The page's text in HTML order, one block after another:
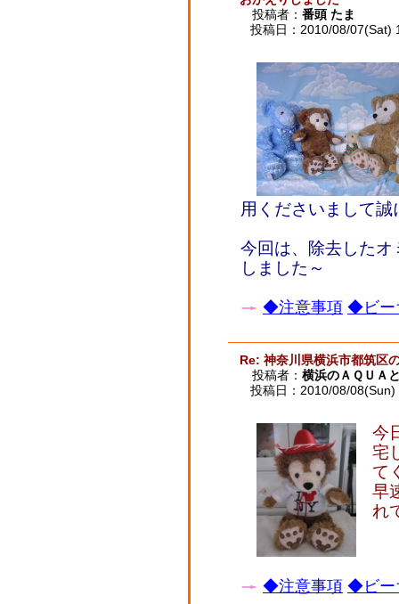
投稿者： 番頭 たま
投稿日：2010/08/07(Sat)
用くださいまして
今回は、除去した
しました～
◆注意事項 ◆ビー
Re: 神奈川県横浜市都筑区
投稿者： 横浜のＡＱＵＡ
投稿日：2010/08/
今
宅
て
早
れ
◆注意事項 ◆ビー